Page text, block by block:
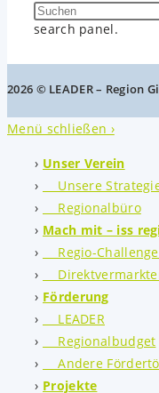
search panel.
2026 © LEADER – Region
Menü schließen ›
Unser Verein
Unsere
Regionalbüro
Mach mit – iss
Regio-
Förderung
LEADER
Regionalbudget
Andere
Projekte